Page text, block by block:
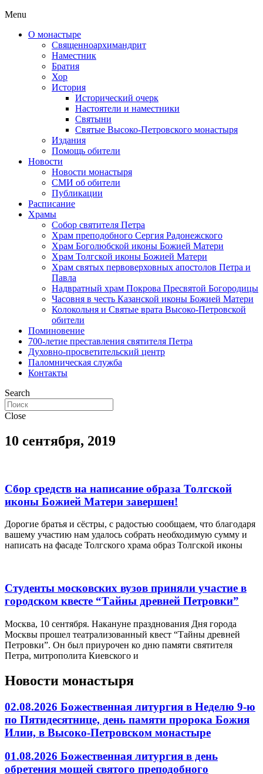
Menu
О монастыре
Священноархимандрит
Наместник
Братия
Хор
История
Исторический очерк
Настоятели и наместники
Святыни
Святые Высоко-Петровского монастыря
Издания
Помощь обители
Новости
Новости монастыря
СМИ об обители
Публикации
Расписание
Храмы
Собор святителя Петра
Храм преподобного Сергия Радонежского
Храм Боголюбской иконы Божией Матери
Храм Толгской иконы Божией Матери
Храм святых первоверховных апостолов Петра и
Павла
Надвратный храм Покрова Пресвятой Богородицы
Часовня в честь Казанской иконы Божией Матери
Колокольня и Святые врата Высоко-Петровской
обители
Поминовение
700-летие преставления святителя Петра
Духовно-просветительский центр
Паломническая служба
Контакты
Search
Close
10 сентября, 2019
Сбор средств на написание образа Толгской
иконы Божией Матери завершен!
Дорогие братья и сёстры, с радостью сообщаем, что благодаря
вашему участию нам удалось собрать необходимую сумму и
написать на фасаде Толгского храма образ Толгской иконы
Студенты московских вузов приняли участие в
городском квесте “Тайны древней Петровки”
Москва, 10 сентября. Накануне празднования Дня города
Москвы прошел театрализованный квест “Тайны древней
Петровки”. Он был приурочен ко дню памяти святителя
Петра, митрополита Киевского и
Новости монастыря
02.08.2026 Божественная литургия в Неделю 9-ю
по Пятидесятнице, день памяти пророка Божия
Илии, в Высоко-Петровском монастыре
01.08.2026 Божественная литургия в день
обретения мощей святого преподобного